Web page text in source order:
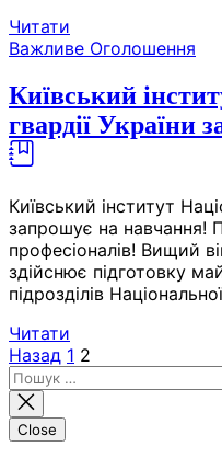
Читати
Важливе Оголошення
Київський
гвардії України
Київський інститут
запрошує на навчання!
професіоналів! Вищий
здійснює підготовку
підрозділів
Читати
Пагінація
записів
Назад 1 2
Пошук:
Close